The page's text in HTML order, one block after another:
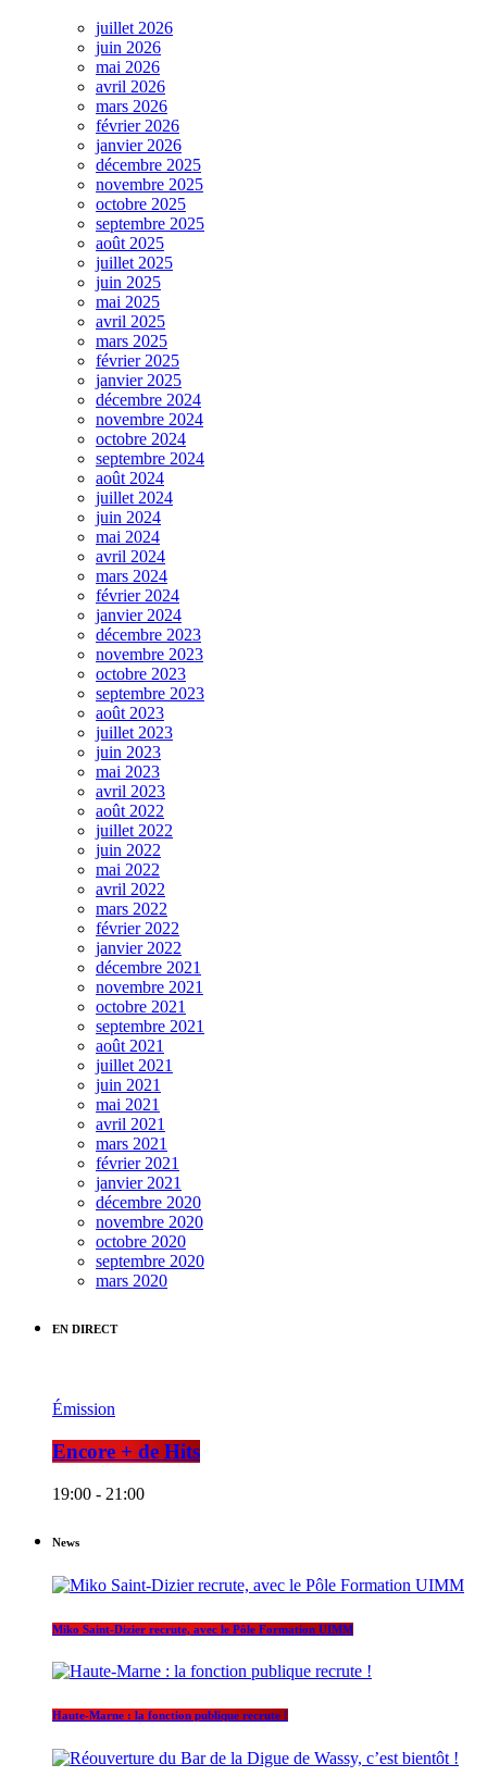
juillet 2026
juin 2026
mai 2026
avril 2026
mars 2026
février 2026
janvier 2026
décembre 2025
novembre 2025
octobre 2025
septembre 2025
août 2025
juillet 2025
juin 2025
mai 2025
avril 2025
mars 2025
février 2025
janvier 2025
décembre 2024
novembre 2024
octobre 2024
septembre 2024
août 2024
juillet 2024
juin 2024
mai 2024
avril 2024
mars 2024
février 2024
janvier 2024
décembre 2023
novembre 2023
octobre 2023
septembre 2023
août 2023
juillet 2023
juin 2023
mai 2023
avril 2023
août 2022
juillet 2022
juin 2022
mai 2022
avril 2022
mars 2022
février 2022
janvier 2022
décembre 2021
novembre 2021
octobre 2021
septembre 2021
août 2021
juillet 2021
juin 2021
mai 2021
avril 2021
mars 2021
février 2021
janvier 2021
décembre 2020
novembre 2020
octobre 2020
septembre 2020
mars 2020
EN DIRECT
Émission
Encore + de Hits
19:00 - 21:00
News
Miko Saint-Dizier recrute, avec le Pôle Formation UIMM
Haute-Marne : la fonction publique recrute !